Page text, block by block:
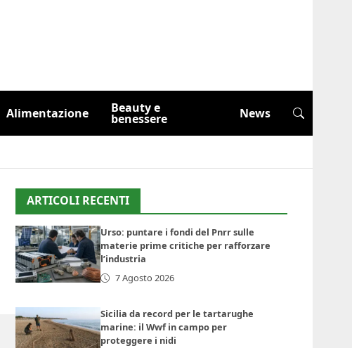
Alimentazione Beauty e
benessere News
ARTICOLI RECENTI
Urso: puntare i fondi del Pnrr sulle
materie prime critiche per rafforzare
l’industria
7 Agosto 2026
Sicilia da record per le tartarughe
marine: il Wwf in campo per
proteggere i nidi